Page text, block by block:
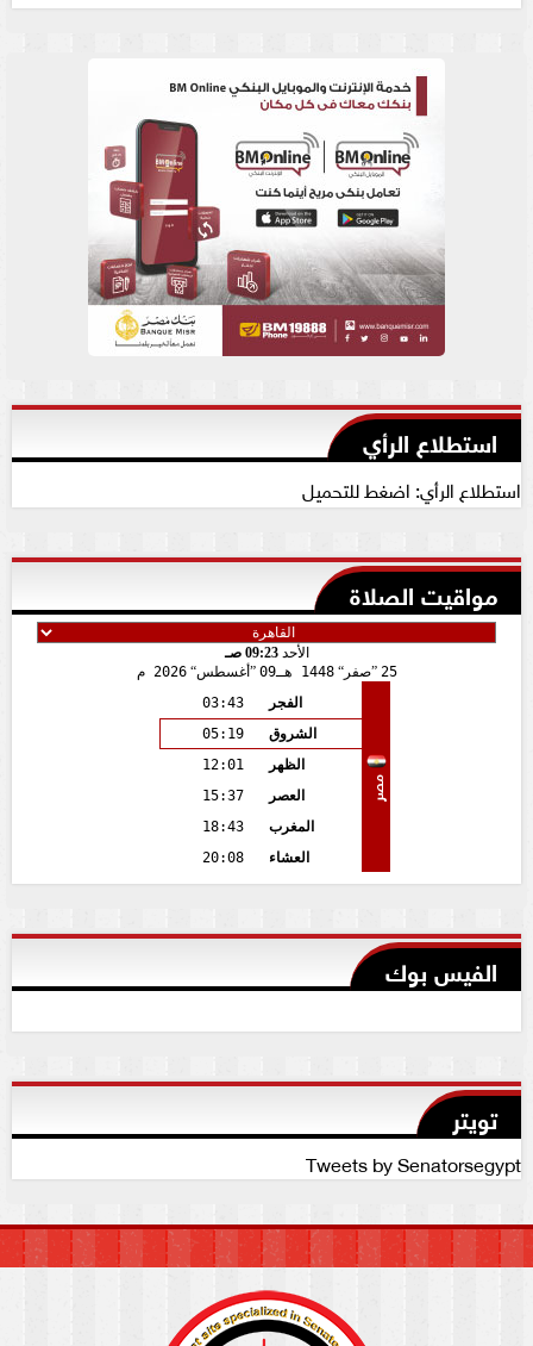
استطلاع الرأي
استطلاع الرأي: اضغط للتحميل
مواقيت الصلاة
الأحد09:23 صـ
25
صفر 1448 هـ 09 أغسطس 2026 م
مصر
الفجر
03:43
الشروق
05:19
الظهر
12:01
العصر
15:37
المغرب
18:43
العشاء
20:08
الفيس بوك
تويتر
Tweets by Senatorsegypt